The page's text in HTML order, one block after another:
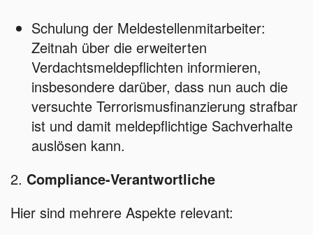
Schulung der Meldestellenmitarbeiter:
Zeitnah über die erweiterten
Verdachtsmeldepflichten informieren,
insbesondere darüber, dass nun auch die
versuchte Terrorismusfinanzierung strafbar
ist und damit meldepflichtige Sachverhalte
auslösen kann.
2. Compliance-Verantwortliche
Hier sind mehrere Aspekte relevant: